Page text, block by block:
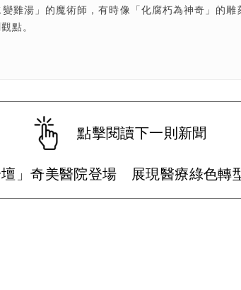
雞湯」的魔術師，有時像「化腐朽為神奇」的
點。
點擊閱讀下一則新聞
壇」奇美醫院登場 展現醫療綠色轉